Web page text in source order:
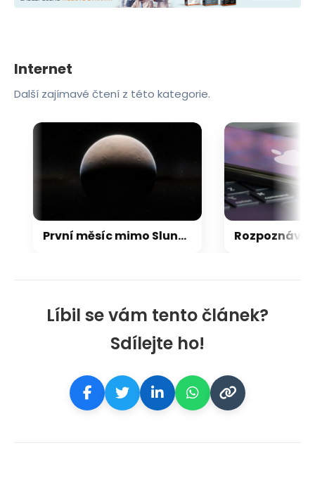
Líbil se vám tento článek?
Sdílejte ho!
Internet
Další zajímavé čtení z této kategorie.
První měsíc mimo Sluneční soustavu: Vědci možná objevili výjimečný systém